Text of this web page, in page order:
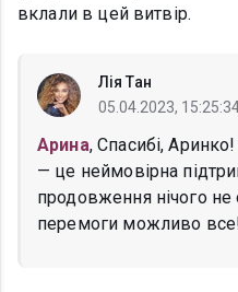
вклали в цей витвір.
Лія Тан
05.04.2023,
Арина, Спасибі,
— це неймовірна
продовження нічого не
перемоги можливо